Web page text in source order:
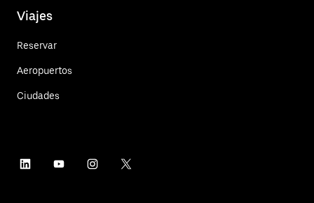
Viajes
Reservar
Aeropuertos
Ciudades